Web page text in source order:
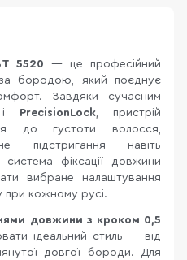
5520 — це професійний
бородою, який поєднує
Завдяки сучасним
PrecisionLock, пристрій
до густоти волосся,
підстригання навіть
фіксації довжини
вибране налаштування
при кожному русі.
довжини з кроком 0,5
ідеальний стиль — від
довгої бороди. Для